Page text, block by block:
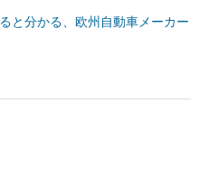
と分かる、欧州自動車メーカー